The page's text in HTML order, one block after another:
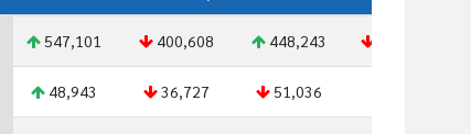
547,101 400,608 448,243
48,943 36,727 51,036